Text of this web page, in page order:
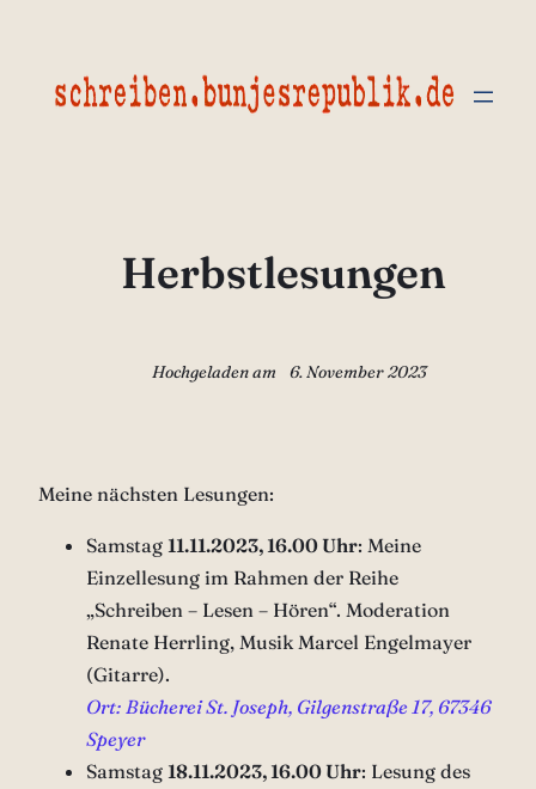
springen
Herbstlesungen
Hochgeladen am 6. November 2023
Meine nächsten Lesungen:
Samstag 11.11.2023, 16.00 Uhr: Meine
Einzellesung im Rahmen der Reihe
„Schreiben – Lesen – Hören“. Moderation
Renate Herrling, Musik Marcel Engelmayer
(Gitarre).
Ort: Bücherei St. Joseph, Gilgenstraße 17, 67346
Speyer
Samstag 18.11.2023, 16.00 Uhr: Lesung des